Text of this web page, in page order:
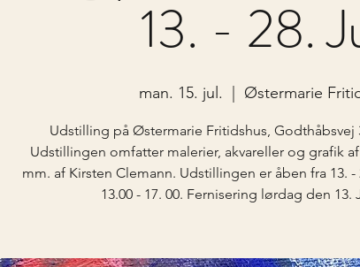
13. - 28.
man. 15. jul.
  |
Østermarie
Udstilling på Østermarie Fritidshus, Godthåbsvej
Udstillingen omfatter malerier, akvareller og grafik
mm. af Kirsten Clemann. Udstillingen er åben fra 13. -
13.00 - 17. 00. Fernisering lørdag den 13.